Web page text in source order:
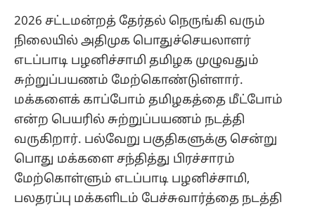
2026 சட்டமன்றத் தேர்தல் நெருங்கி வரும்
நிலையில் அதிமுக பொதுச்செயலாளர்
எடப்பாடி பழனிச்சாமி தமிழக முழுவதும்
சுற்றுப்பயணம் மேற்கொண்டுள்ளார்.
மக்களைக் காப்போம் தமிழகத்தை மீட்போம்
என்ற பெயரில் சுற்றுப்பயணம் நடத்தி
வருகிறார். பல்வேறு பகுதிகளுக்கு சென்று
பொது மக்களை சந்தித்து பிரச்சாரம்
மேற்கொள்ளும் எடப்பாடி பழனிச்சாமி,
பலதரப்பு மக்களிடம் பேச்சுவார்த்தை நடத்தி